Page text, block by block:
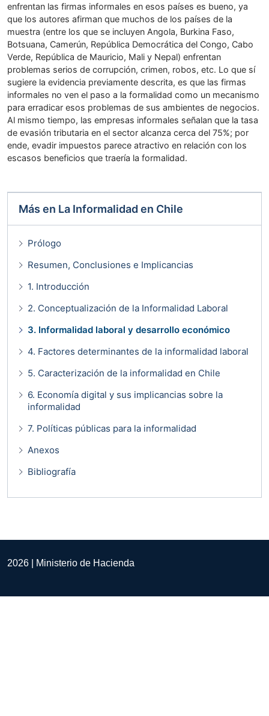
enfrentan las firmas informales en esos países es bueno, ya
que los autores afirman que muchos de los países de la
muestra (entre los que se incluyen Angola, Burkina Faso,
Botsuana, Camerún, República Democrática del Congo, Cabo
Verde, República de Mauricio, Mali y Nepal) enfrentan
problemas serios de corrupción, crimen, robos, etc. Lo que sí
sugiere la evidencia previamente descrita, es que las firmas
informales no ven el paso a la formalidad como un mecanismo
para erradicar esos problemas de sus ambientes de negocios.
Al mismo tiempo, las empresas informales señalan que la tasa
de evasión tributaria en el sector alcanza cerca del 75%; por
ende, evadir impuestos parece atractivo en relación con los
escasos beneficios que traería la formalidad.
Más en La Informalidad en Chile
Prólogo
Resumen, Conclusiones e Implicancias
1. Introducción
2. Conceptualización de la Informalidad Laboral
3. Informalidad laboral y desarrollo económico
4. Factores determinantes de la informalidad laboral
5. Caracterización de la informalidad en Chile
6. Economía digital y sus implicancias sobre la
informalidad
7. Políticas públicas para la informalidad
Anexos
Bibliografía
2026 | Ministerio de Hacienda